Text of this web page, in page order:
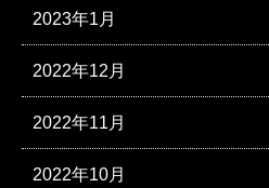
2023年1月
2022年12月
2022年11月
2022年10月